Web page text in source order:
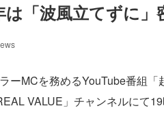
は「波風立てずに」
ーMCを務めるYouTube番組「
VALUE」チャンネルにて